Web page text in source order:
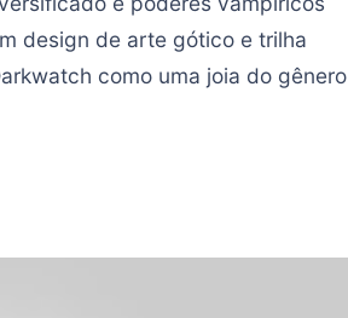
design de arte gótico e trilha
como uma joia do gênero